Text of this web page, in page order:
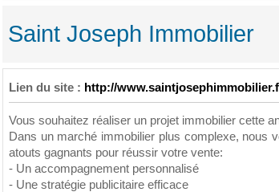
Saint Joseph Immobilier
Lien du site : http://
Vous souhaitez réaliser un projet immobilier cette
Dans un marché immobilier plus complexe, nous
atouts gagnants pour réussir votre vente:
- Un accompagnement personnalisé
- Une stratégie publicitaire efficace